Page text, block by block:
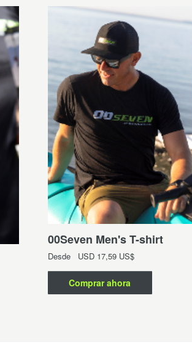
00Seven Men's T-shirt
Desde USD 17,59 US$
Comprar ahora